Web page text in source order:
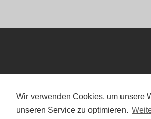
Wir verwenden Cookies, um unsere
unseren Service zu optimieren.